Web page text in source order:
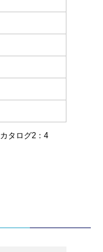
カタログ2：4